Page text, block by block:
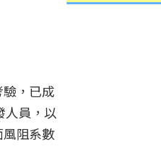
，已成
員，以
阻系數